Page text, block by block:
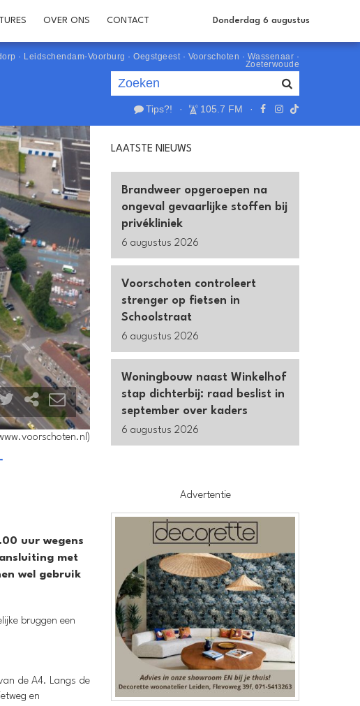
OVER ONS CONTACT Donderdag 6 augustus
· Leidschendam-Voorburg · Oegstgeest· Voorschoten · Wassenaar ·
Zoeterwoude
Tips?! · 105.7 FM ·
uur wegens
met
wel gebruik
bruggen een
de A4. Langs de
en
LAATSTE NIEUWS
Brandweer opgeroepen na
ongeval gevaarlijke stoffen bij
privékliniek
6 augustus 2026
Voorschoten controleert
strenger op fietsen in
Schoolstraat
6 augustus 2026
Woningbouw naast Winkelhof
stap dichterbij: raad beslist in
september over kaders
6 augustus 2026
Advertentie